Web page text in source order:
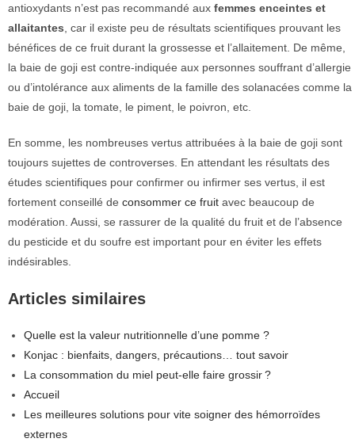
antioxydants n’est pas recommandé aux femmes enceintes et
allaitantes , car il existe peu de résultats scientifiques prouvant les
bénéfices de ce fruit durant la grossesse et l’allaitement. De même,
la baie de goji est contre-indiquée aux personnes souffrant d’allergie
ou d’intolérance aux aliments de la famille des solanacées comme la
baie de goji, la tomate, le piment, le poivron, etc.
En somme, les nombreuses vertus attribuées à la baie de goji sont
toujours sujettes de controverses. En attendant les résultats des
études scientifiques pour confirmer ou infirmer ses vertus, il est
fortement conseillé de consommer ce fruit avec beaucoup de
modération. Aussi, se rassurer de la qualité du fruit et de l’absence
du pesticide et du soufre est important pour en éviter les effets
indésirables.
Articles similaires
Quelle est la valeur nutritionnelle d’une pomme ?
Konjac : bienfaits, dangers, précautions… tout savoir
La consommation du miel peut-elle faire grossir ?
Accueil
Les meilleures solutions pour vite soigner des hémorroïdes
externes